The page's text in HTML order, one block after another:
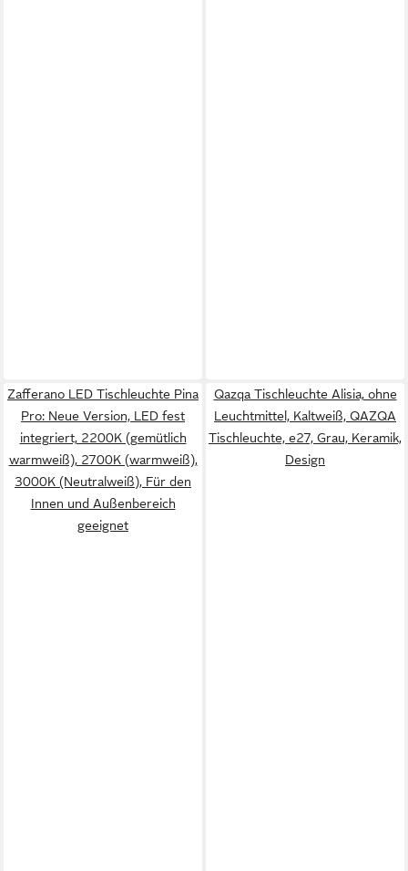
Zafferano LED Tischleuchte Pina
Pro: Neue Version, LED fest
integriert, 2200K (gemütlich
warmweiß), 2700K (warmweiß),
3000K (Neutralweiß), Für den
Innen und Außenbereich
geeignet
Qazqa Tischleuchte Alisia, ohne
Leuchtmittel, Kaltweiß, QAZQA
Tisch­leuchte, e27, Grau, Keramik,
Design